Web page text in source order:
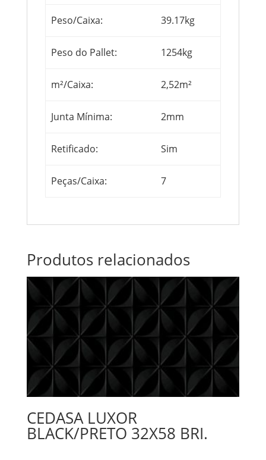
Peso/Caixa: 39.17kg
Peso do Pallet: 1254kg
m²/Caixa: 2,52m²
Junta Mínima: 2mm
Retificado: Sim
Peças/Caixa: 7
Produtos relacionados
CEDASA LUXOR
BLACK/PRETO 32X58 BRI.